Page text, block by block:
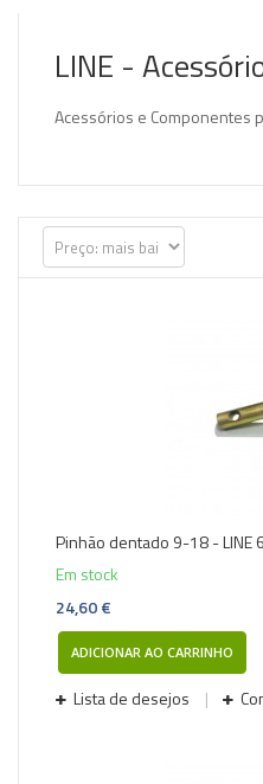
LINE -
Acessórios e Componentes
Pinhão dentado 9-18 - LINE
Em stock
24,60 €
ADICIONAR AO CARRINHO
Lista de desejos